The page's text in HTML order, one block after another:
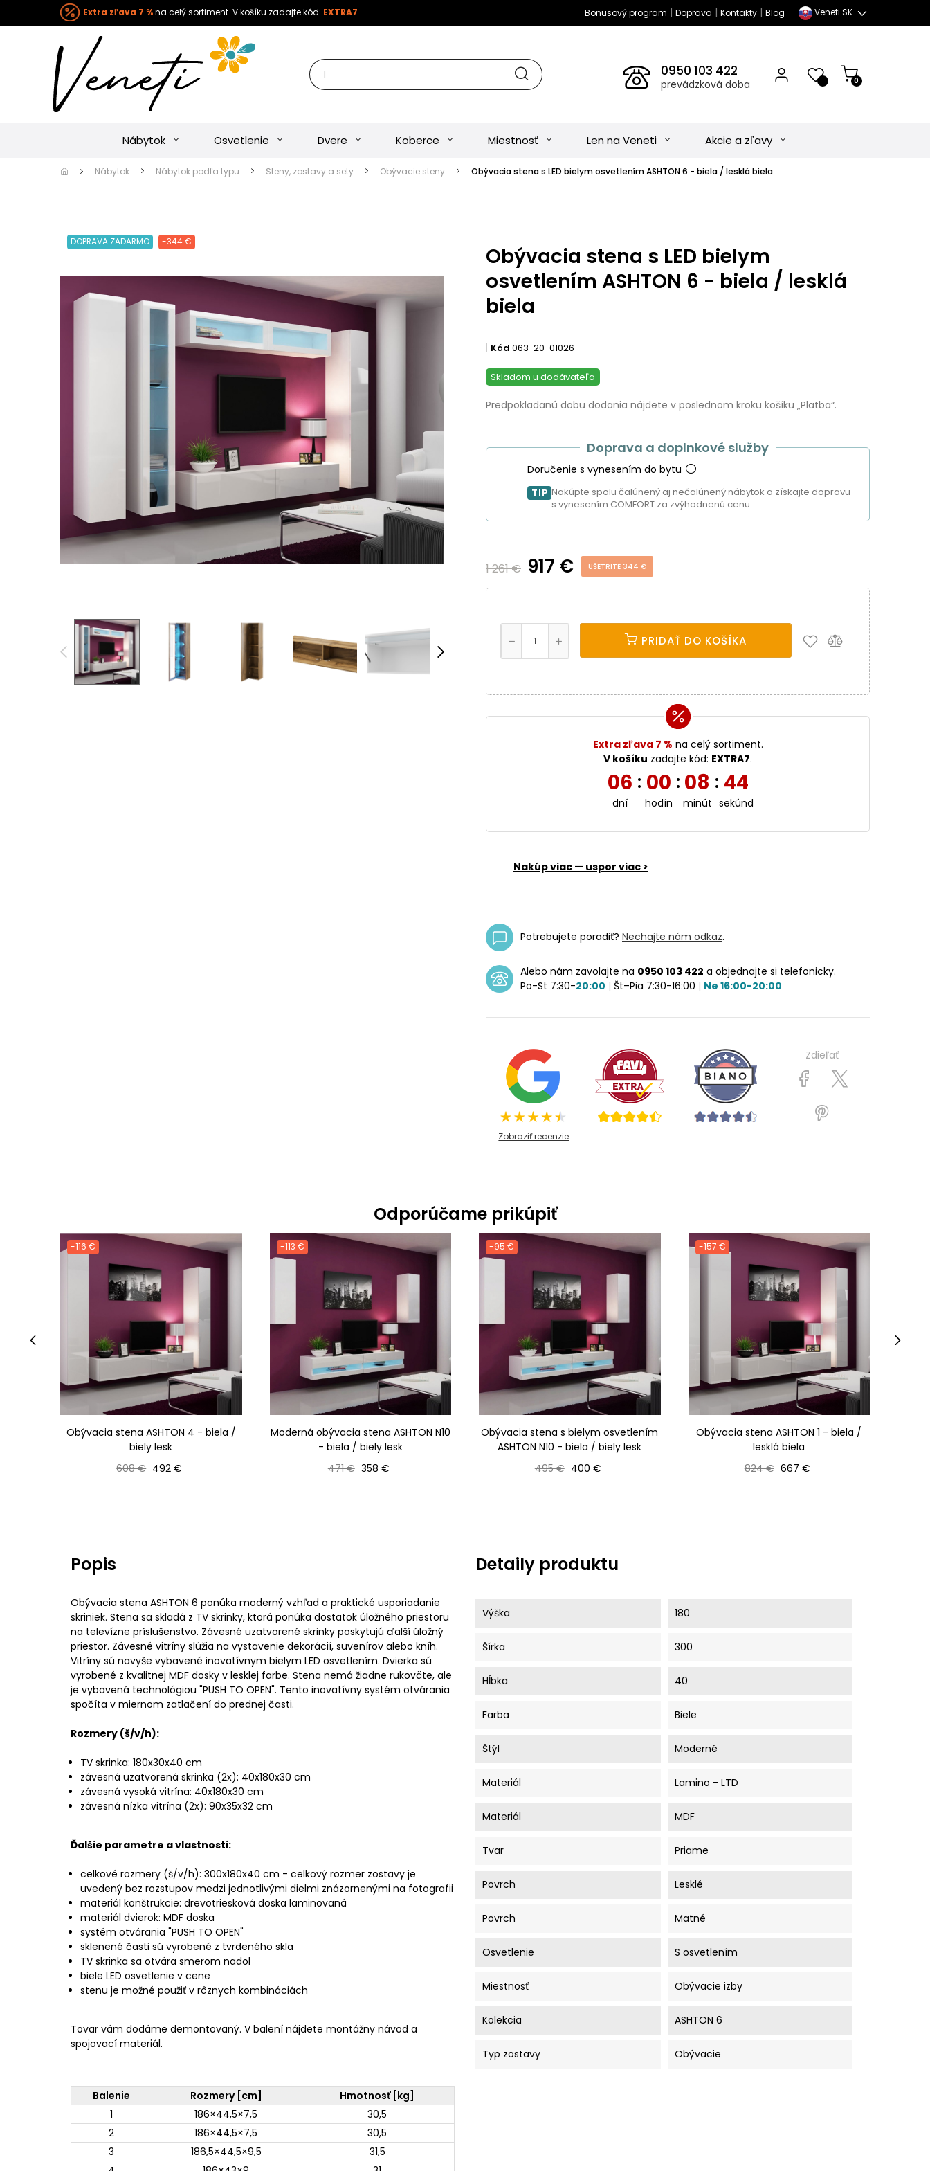
Extra zľava 7 %na celý sortiment. V košíku zadajte kód: EXTRA7 Bonusový program | Doprava | Kontakty| Blog Veneti SK
0950 103 422
prevádzková doba 0
Nábytok Osvetlenie Dvere Koberce Miestnosť Len na Veneti Akcie a zľavy
Nábytok Nábytok podľa typu Steny, zostavy a sety Obývacie steny Obývacia stena s LED bielym osvetlením ASHTON 6 - biela / lesklá biela
DOPRAVA ZADARMO -344 €
Obývacia stena s LED bielym
osvetlením ASHTON 6 - biela / lesklá
biela
Kód 063-20-01026
Skladom u dodávateľa
Predpokladanú dobu dodania nájdete v poslednom kroku košíku „Platba“.
Doprava a doplnkové služby
Doručenie s vynesením do bytu
TIP Nakúpte spolu čalúnený aj nečalúnený nábytok a získajte dopravu
s vynesením COMFORT za zvýhodnenú cenu.
1 261 € 917 € UŠETRITE 344 €
PRIDAŤ DO KOŠÍKA
Extra zľava 7 % na celý sortiment.
V košíku zadajte kód: EXTRA7.
06
dní
: 00
hodín
: 08
minút
: 42
sekúnd
Nakúp viac — uspor viac >
Potrebujete poradiť? Nechajte nám odkaz.
Alebo nám zavolajte na 0950 103 422 a objednajte si telefonicky.
Po-St 7:30-20:00 | Št–Pia 7:30-16:00 | Ne 16:00-20:00
Zobraziť recenzie
Zdieľať
Odporúčame prikúpiť
-116 €
Obývacia stena ASHTON 4 - biela /
biely lesk
Bežná cena
608 € Cena
492 €
-113 €
Moderná obývacia stena ASHTON N10
- biela / biely lesk
Bežná cena
471 € Cena
358 €
-95 €
Obývacia stena s bielym osvetlením
ASHTON N10 - biela / biely lesk
Bežná cena
495 € Cena
400 €
-157 €
Obývacia stena ASHTON 1 - biela /
lesklá biela
Bežná cena
824 € Cena
667 €
Popis
Obývacia stena ASHTON 6 ponúka moderný vzhľad a praktické usporiadanie
skriniek. Stena sa skladá z TV skrinky, ktorá ponúka dostatok úložného priestoru
na televízne príslušenstvo. Závesné uzatvorené skrinky poskytujú ďalší úložný
priestor. Závesné vitríny slúžia na vystavenie dekorácií, suvenírov alebo kníh.
Vitríny sú navyše vybavené inovatívnym bielym LED osvetlením. Dvierka sú
vyrobené z kvalitnej MDF dosky v lesklej farbe. Stena nemá žiadne rukoväte, ale
je vybavená technológiou "PUSH TO OPEN". Tento inovatívny systém otvárania
spočíta v miernom zatlačení do prednej časti.
Rozmery (š/v/h):
TV skrinka: 180x30x40 cm
závesná uzatvorená skrinka (2x): 40x180x30 cm
závesná vysoká vitrína: 40x180x30 cm
závesná nízka vitrína (2x): 90x35x32 cm
Ďalšie parametre a vlastnosti:
celkové rozmery (š/v/h): 300x180x40 cm - celkový rozmer zostavy je
uvedený bez rozstupov medzi jednotlivými dielmi znázornenými na fotografii
materiál konštrukcie: drevotriesková doska laminovaná
materiál dvierok: MDF doska
systém otvárania "PUSH TO OPEN"
sklenené časti sú vyrobené z tvrdeného skla
TV skrinka sa otvára smerom nadol
biele LED osvetlenie v cene
stenu je možné použiť v rôznych kombináciách
Tovar vám dodáme demontovaný. V balení nájdete montážny návod a
spojovací materiál.
Balenie Rozmery [cm]
Hmotnosť [kg]
1
186×44,5×7,5
30,5
2
186×44,5×7,5
30,5
3
186,5×44,5×9,5
31,5
Detaily produktu
Výška 180
Šírka 300
Hĺbka 40
Farba Biele
Štýl Moderné
Materiál Lamino - LTD
Materiál MDF
Tvar Priame
Povrch Lesklé
Povrch Matné
Osvetlenie S osvetlením
Miestnosť Obývacie izby
Kolekcia ASHTON 6
Typ zostavy Obývacie